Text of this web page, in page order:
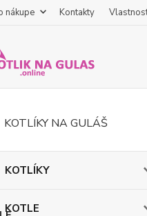
nákupe Kontakty
KOTLÍKY NA GULÁŠ
KOTLÍKY
KOTLE